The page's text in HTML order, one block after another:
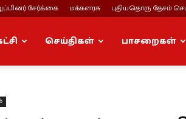
சேர்க்கை மக்களரசு புதியதொரு தேசம்
செய்திகள் பாசறைகள்